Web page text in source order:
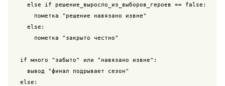
  else if решение_выросло_из_выборов_героев == false:
    пометка "решение навязано извне"
  else:
    пометка "закрыто честно"
if много "забыто" или "навязано извне":
  вывод "финал подрывает сезон"
else: